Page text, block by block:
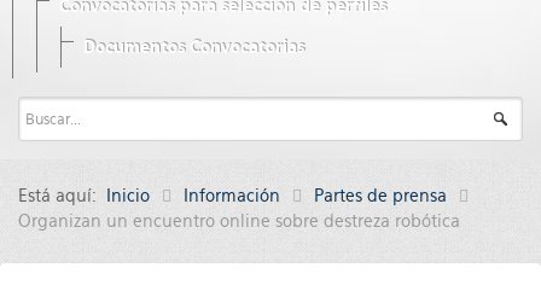
Convocatorias para selección de perfiles
Documentos Convocatorias
Está aquí: Inicio Información
Partes de prensa
Organizan un encuentro online sobre destreza robótica